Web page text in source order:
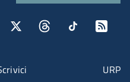
URP
Menu social